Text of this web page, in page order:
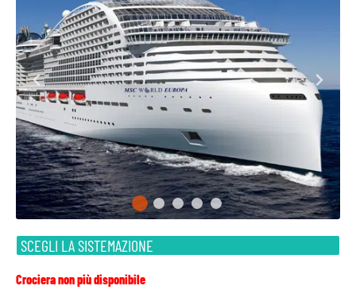
SCEGLI LA SISTEMAZIONE
Crociera non più disponibile